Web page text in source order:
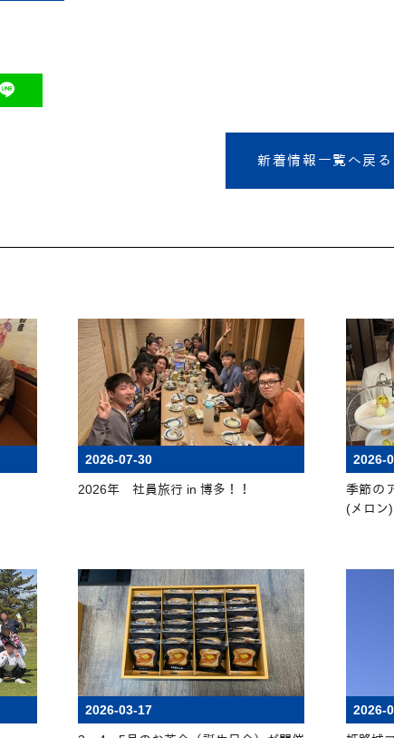
新着情報一覧へ戻る
2026-07-30
2026年 社員旅行 in 博多！！
2026-
季節の
(メロン
2026-03-17 2026-